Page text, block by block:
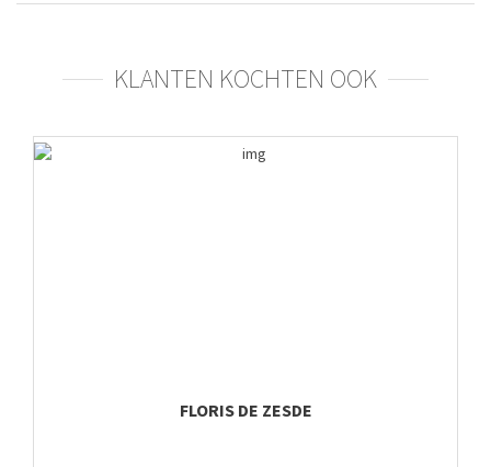
KLANTEN KOCHTEN OOK
FLORIS DE ZESDE